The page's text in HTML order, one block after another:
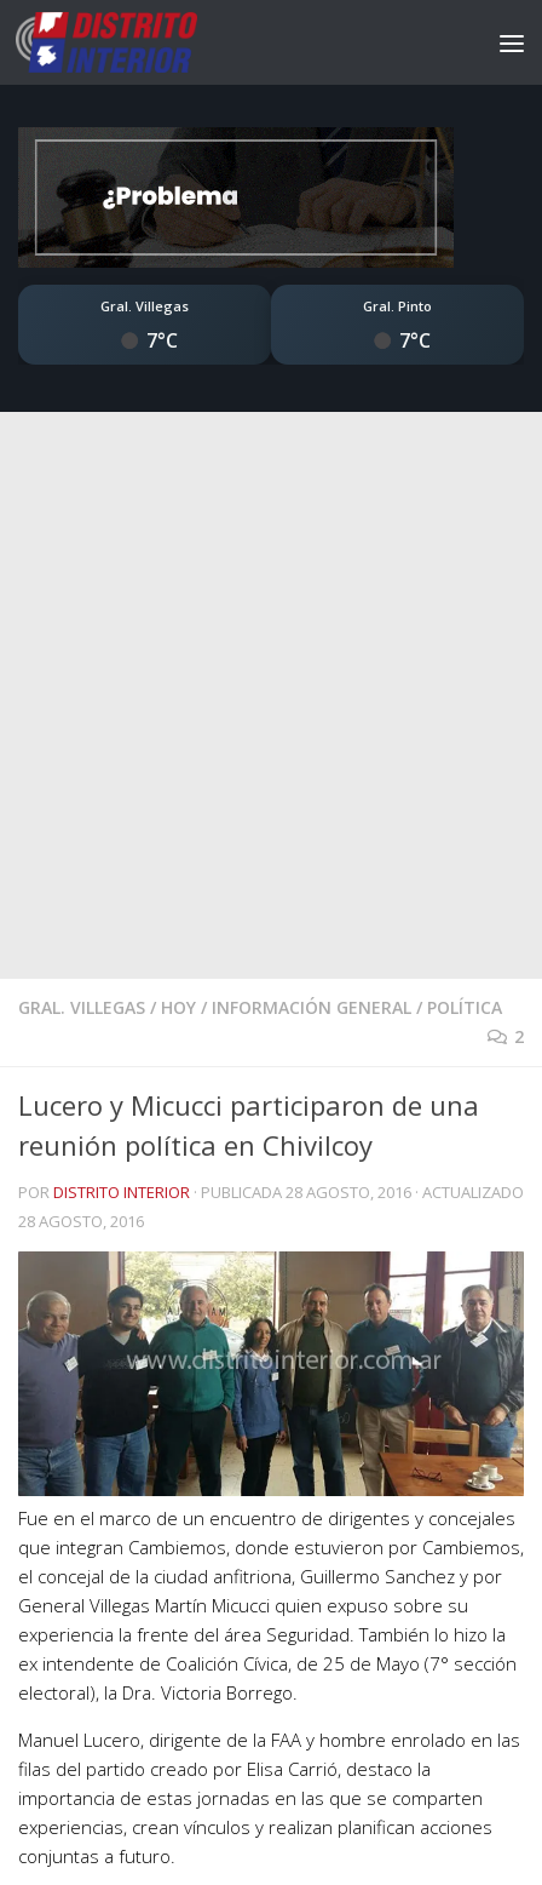
Gral. Villegas
7°C
Gral. Pinto
7°C
GRAL. VILLEGAS / HOY / INFORMACIÓN GENERAL / POLÍTICA
2
Lucero y Micucci participaron de una
reunión política en Chivilcoy
PORDISTRITO INTERIOR · PUBLICADA28 AGOSTO, 2016 · ACTUALIZADO
28 AGOSTO, 2016
Fue en el marco de un encuentro de dirigentes y concejales
que integran Cambiemos, donde estuvieron por Cambiemos,
el concejal de la ciudad anfitriona, Guillermo Sanchez y por
General Villegas Martín Micucci quien expuso sobre su
experiencia la frente del área Seguridad. También lo hizo la
ex intendente de Coalición Cívica, de 25 de Mayo (7° sección
electoral), la Dra. Victoria Borrego.
Manuel Lucero, dirigente de la FAA y hombre enrolado en las
filas del partido creado por Elisa Carrió, destaco la
importancia de estas jornadas en las que se comparten
experiencias, crean vínculos y realizan planifican acciones
conjuntas a futuro.